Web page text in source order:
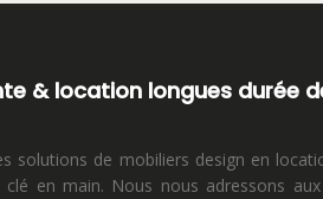
& location longues durée
solutions de mobiliers design en
en main. Nous nous adressons